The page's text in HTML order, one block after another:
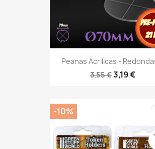
Peanas Acrilicas -
3,55 €3,19 €
-10%